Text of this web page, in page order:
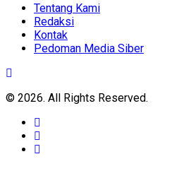
Tentang Kami
Redaksi
Kontak
Pedoman Media Siber
© 2026. All Rights Reserved.